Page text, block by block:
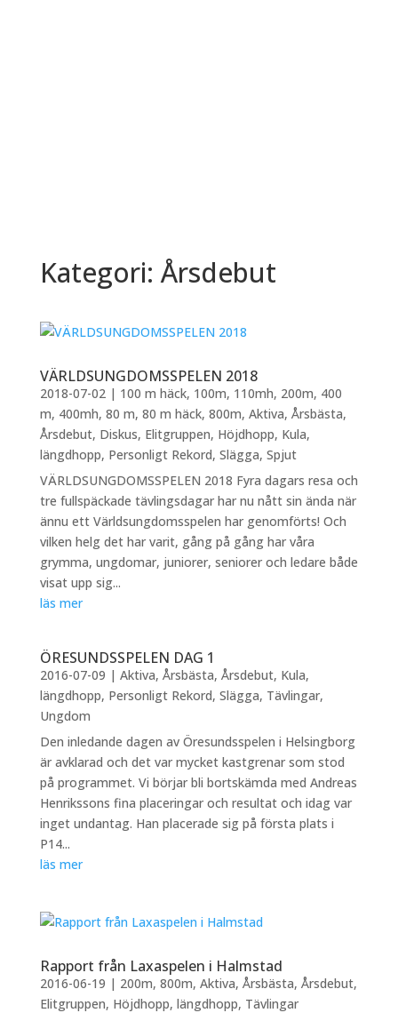
Kategori: Årsdebut
VÄRLDSUNGDOMSSPELEN 2018
2018-07-02| 100 m häck, 100m, 110mh, 200m, 400
m, 400mh, 80 m, 80 m häck, 800m, Aktiva, Årsbästa,
Årsdebut, Diskus, Elitgruppen, Höjdhopp, Kula,
längdhopp, Personligt Rekord, Slägga, Spjut
VÄRLDSUNGDOMSSPELEN 2018 Fyra dagars resa och
tre fullspäckade tävlingsdagar har nu nått sin ända när
ännu ett Världsungdomsspelen har genomförts! Och
vilken helg det har varit, gång på gång har våra
grymma, ungdomar, juniorer, seniorer och ledare både
visat upp sig...
läs mer
ÖRESUNDSSPELEN DAG 1
2016-07-09 | Aktiva, Årsbästa, Årsdebut, Kula,
längdhopp, Personligt Rekord, Slägga, Tävlingar,
Ungdom
Den inledande dagen av Öresundsspelen i Helsingborg
är avklarad och det var mycket kastgrenar som stod
på programmet. Vi börjar bli bortskämda med Andreas
Henrikssons fina placeringar och resultat och idag var
inget undantag. Han placerade sig på första plats i
P14...
läs mer
Rapport från Laxaspelen i Halmstad
2016-06-19 | 200m, 800m, Aktiva, Årsbästa, Årsdebut,
Elitgruppen, Höjdhopp, längdhopp, Tävlingar